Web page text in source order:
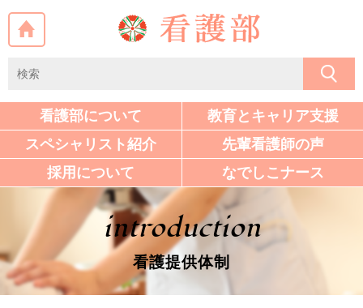
看護部について 教育と キャリア支援
スペシャ リスト 紹介
先輩看護師の声
採用について
なでしこナース
introduction
看護提供体制